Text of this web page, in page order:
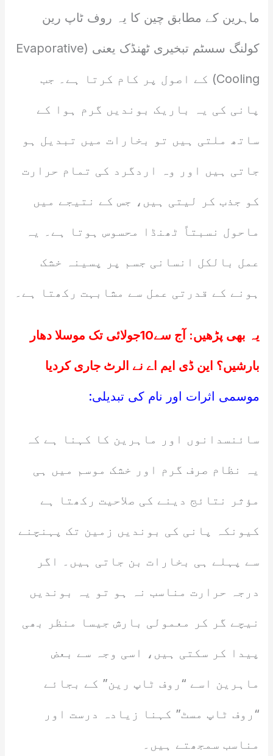
ماہرین کے مطابق چین کا یہ روف ٹاپ رین
کولنگ سسٹم تبخیری ٹھنڈک یعنی (Evaporative
Cooling) کے اصول پر کام کرتا ہے۔ جب
پانی کی یہ باریک بوندیں گرم ہوا کے
ساتھ ملتی ہیں تو بخارات میں تبدیل ہو
جاتی ہیں اور وہ اردگرد کی تمام حرارت
کو جذب کر لیتی ہیں، جس کے نتیجے میں
ماحول نسبتاً ٹھنڈا محسوس ہوتا ہے۔ یہ
عمل بالکل انسانی جسم پر پسینہ خشک
ہونے کے قدرتی عمل سے مشابہت رکھتا ہے۔
یہ بھی پڑھیں: آج سے10جولائی تک موسلا دھار
بارشیں؟ این ڈی ایم اے نے الرٹ جاری کردیا
موسمی اثرات اور نام کی تبدیلی:
سائنسدانوں اور ماہرین کا کہنا ہے کہ
یہ نظام صرف گرم اور خشک موسم میں ہی
مؤثر نتائج دینے کی صلاحیت رکھتا ہے
کیونکہ پانی کی بوندیں زمین تک پہنچنے
سے پہلے ہی بخارات بن جاتی ہیں۔ اگر
درجہ حرارت مناسب نہ ہو تو یہ بوندیں
نیچے گر کر معمولی بارش جیسا منظر بھی
پیدا کر سکتی ہیں، اسی وجہ سے بعض
ماہرین اسے “روف ٹاپ رین” کے بجائے
“روف ٹاپ مسٹ” کہنا زیادہ درست اور
مناسب سمجھتے ہیں۔